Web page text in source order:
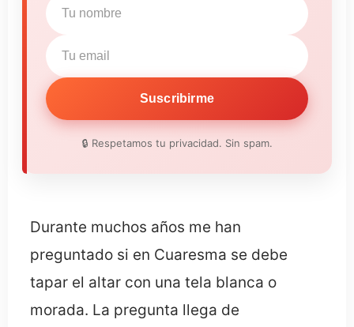
Suscribirme
🔒 Respetamos tu privacidad. Sin spam.
Durante muchos años me han
preguntado si en Cuaresma se debe
tapar el altar con una tela blanca o
morada. La pregunta llega de